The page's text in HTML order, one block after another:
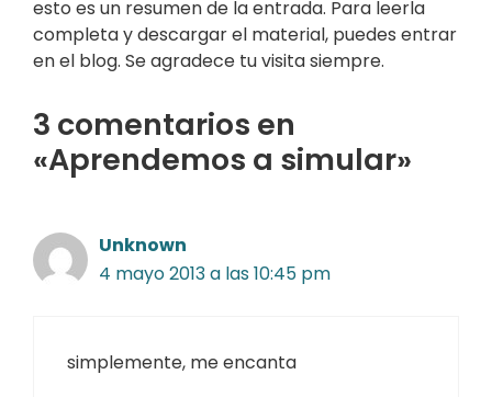
esto es un resumen de la entrada. Para leerla
completa y descargar el material, puedes entrar
en el blog. Se agradece tu visita siempre.
3 comentarios en
«Aprendemos a simular»
Unknown
4 mayo 2013 a las 10:45 pm
simplemente, me encanta